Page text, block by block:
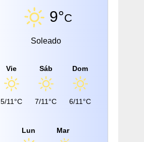
9°C
Soleado
Vie
5/11°C
Sáb
7/11°C
Dom
6/11°C
Lun Mar